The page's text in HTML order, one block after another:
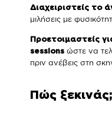
Διαχειριστείς το
μιλήσεις με
Προετοιμαστείς
sessionsώστε να
πριν ανέβεις στη
Πώς ξεκινάς;